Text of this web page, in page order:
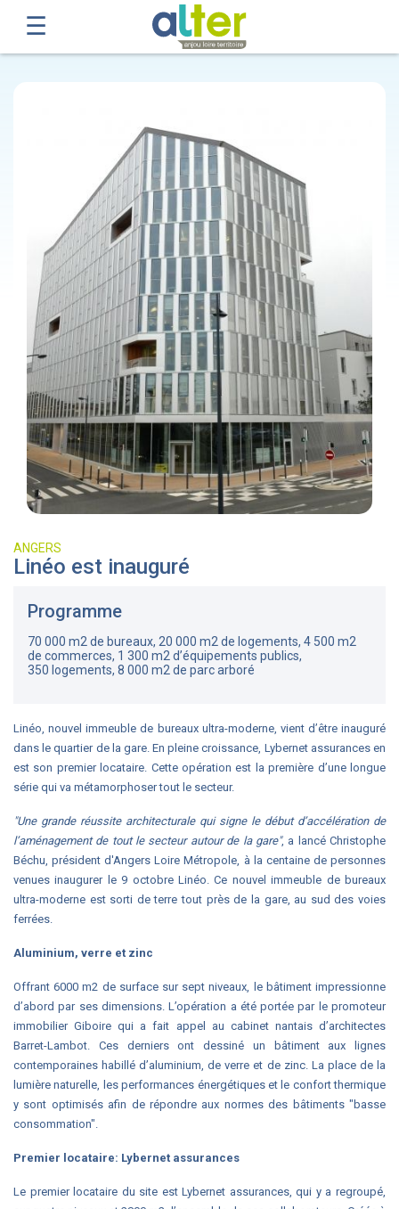
ANGERS
Linéo est inauguré
Programme
70 000 m2 de bureaux, 20 000 m2 de logements, 4 500 m2
de commerces, 1 300 m2 d’équipements publics,
350 logements, 8 000 m2 de parc arboré
Linéo, nouvel immeuble de bureaux ultra-moderne, vient d’être inauguré
dans le quartier de la gare. En pleine croissance, Lybernet assurances en
est son premier locataire. Cette opération est la première d’une longue
série qui va métamorphoser tout le secteur.
"Une grande réussite architecturale qui signe le début d’accélération de
l’aménagement de tout le secteur autour de la gare", a lancé Christophe
Béchu, président d'Angers Loire Métropole, à la centaine de personnes
venues inaugurer le 9 octobre Linéo. Ce nouvel immeuble de bureaux
ultra-moderne est sorti de terre tout près de la gare, au sud des voies
ferrées.
Aluminium, verre et zinc
Offrant 6000 m2 de surface sur sept niveaux, le bâtiment impressionne
d’abord par ses dimensions. L’opération a été portée par le promoteur
immobilier Giboire qui a fait appel au cabinet nantais d’architectes
Barret-Lambot. Ces derniers ont dessiné un bâtiment aux lignes
contemporaines habillé d’aluminium, de verre et de zinc. La place de la
lumière naturelle, les performances énergétiques et le confort thermique
y sont optimisés afin de répondre aux normes des bâtiments "basse
consommation".
Premier locataire: Lybernet assurances
Le premier locataire du site est Lybernet assurances, qui y a regroupé,